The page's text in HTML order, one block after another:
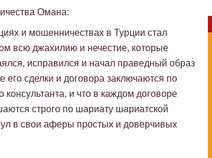
Омана:
и мошенничествах в Турции стал
всю джахилию и нечестие, которые
исправился и начал праведный образ
его сделки и договора заключаются по
и что в каждом договоре
строго по шариату шариатской
в свои аферы простых и доверчивых